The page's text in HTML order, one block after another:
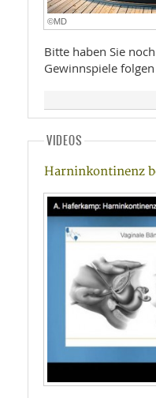
©MD
Bitte haben Sie
Gewinnspiele
VIDEOS
Harninkontinenz